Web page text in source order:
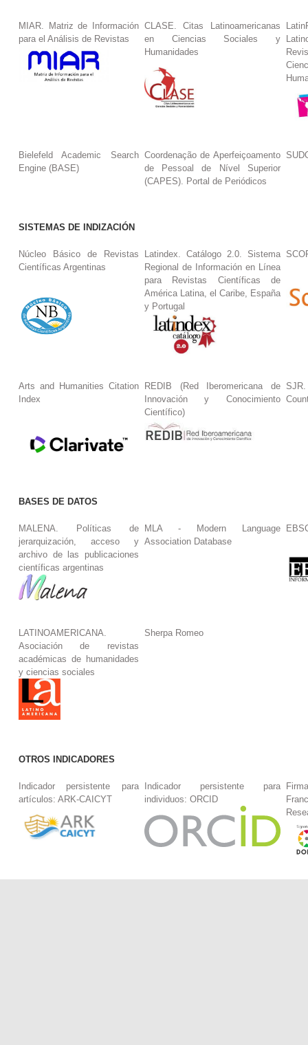
MIAR. Matriz de Información
para el Análisis de Revistas
CLASE. Citas Latinoamericanas
en Ciencias Sociales y
Humanidades
Bielefeld Academic Search
Engine (BASE)
Coordenação de Aperfeiçoamento
de Pessoal de Nível Superior
(CAPES). Portal de Periódicos
SISTEMAS DE INDIZACIÓN
Núcleo Básico de Revistas
Científicas Argentinas
Latindex. Catálogo 2.0. Sistema
Regional de Información en Línea
para Revistas Científicas de
América Latina, el Caribe, España
y Portugal
Arts and Humanities Citation
Index
REDIB (Red Iberomericana de
Innovación y Conocimiento
Científico)
BASES DE DATOS
MALENA. Políticas de
jerarquización, acceso y
archivo de las publicaciones
científicas argentinas
MLA - Modern Language
Association Database
LATINOAMERICANA.
Asociación de revistas
académicas de humanidades
y ciencias sociales
Sherpa Romeo
OTROS INDICADORES
Indicador persistente para
artículos: ARK-CAICYT
Indicador persistente para
individuos: ORCID